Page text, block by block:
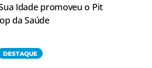
Idade promoveu o Pit
da Saúde
DESTAQUE